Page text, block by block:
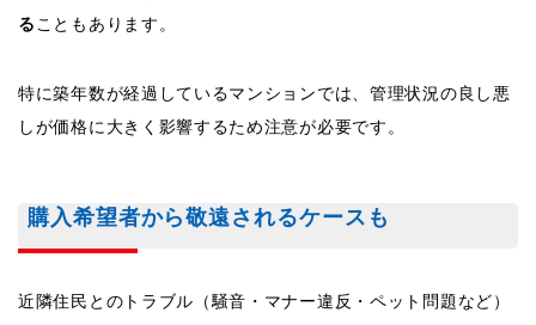
る こともあります。
特に築年数が経過しているマンションでは、管理状況の良し悪
しが価格に大きく影響するため注意が必要です。
購入希望者から敬遠されるケースも
近隣住民とのトラブル（騒音・マナー違反・ペット問題など）